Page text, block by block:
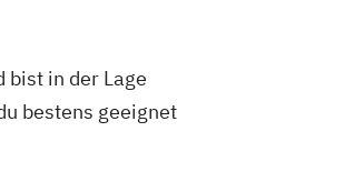
in der Lage
bestens geeignet